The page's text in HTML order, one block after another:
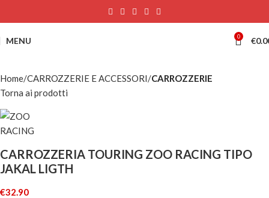
MENU 0 €
Home CARROZZERIE E ACCESSORI CARROZZERIE
Torna ai prodotti
CARROZZERIA TOURING ZOO RACING TIPO
JAKAL LIGTH
€32.90